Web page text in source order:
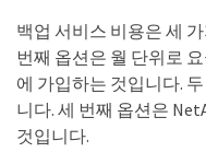
백업 서비스 비용은 세
번째 옵션은 월 단위로
에 가입하는 것입니다.
니다. 세 번째 옵션은
것입니다.